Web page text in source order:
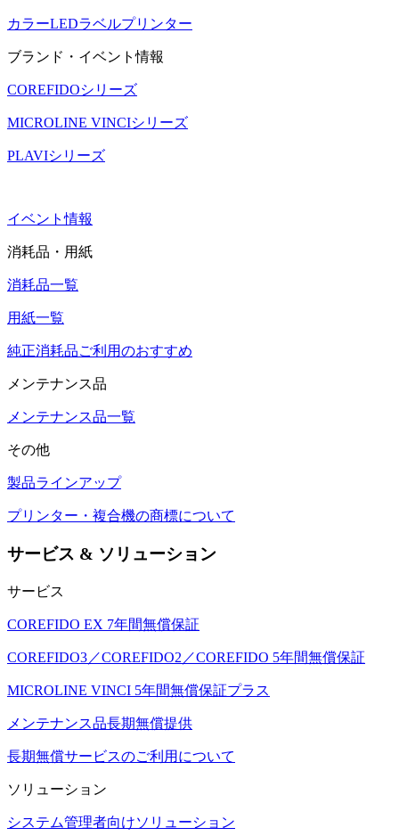
カラーLEDラベルプリンター
ブランド・イベント情報
COREFIDOシリーズ
MICROLINE VINCIシリーズ
PLAVIシリーズ
イベント情報
消耗品・用紙
消耗品一覧
用紙一覧
純正消耗品ご利用のおすすめ
メンテナンス品
メンテナンス品一覧
その他
製品ラインアップ
プリンター・複合機の商標について
サービス & ソリューション
サービス
COREFIDO EX 7年間無償保証
COREFIDO3／COREFIDO2／COREFIDO 5年間無償保証
MICROLINE VINCI 5年間無償保証プラス
メンテナンス品長期無償提供
長期無償サービスのご利用について
ソリューション
システム管理者向けソリューション